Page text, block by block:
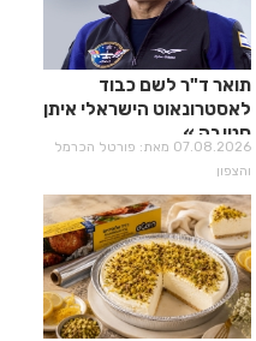
תואר ד"ר לשם כבוד
לאסטרונאוט הישראלי איתן
סטיבה
07.08.2026 מאת: פורטל הכרמל
והצפון